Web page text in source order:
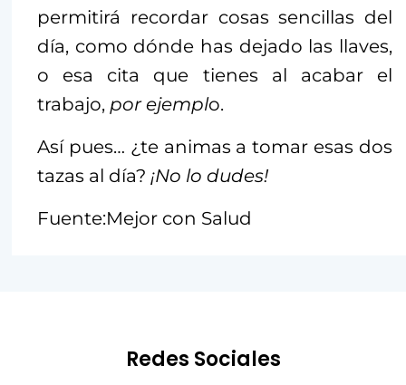
permitirá recordar cosas sencillas del
día, como dónde has dejado las llaves,
o esa cita que tienes al acabar el
trabajo, por ejemplo.
Así pues… ¿te animas a tomar esas dos
tazas al día? ¡No lo dudes!
Fuente:Mejor con Salud
Redes Sociales